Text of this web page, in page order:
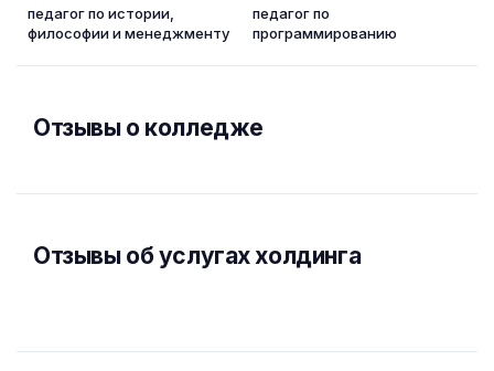
педагог по истории,
философии и менеджменту
педагог по
программированию
Отзывы о колледже
Отзывы об услугах холдинга